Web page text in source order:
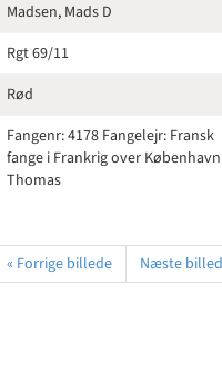
Madsen, Mads D
Rgt 69/11
Rød
Fangenr: 4178 Fangelejr: Fransk
fange i Frankrig over
Thomas
« Forrige billede Næste